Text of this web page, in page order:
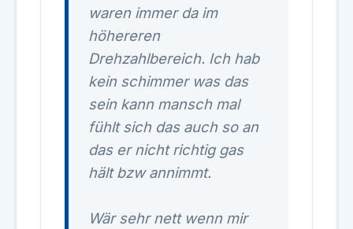
waren immer da im
höhereren
Drehzahlbereich. Ich hab
kein schimmer was das
sein kann mansch mal
fühlt sich das auch so an
das er nicht richtig gas
hält bzw annimmt.
Wär sehr nett wenn mir